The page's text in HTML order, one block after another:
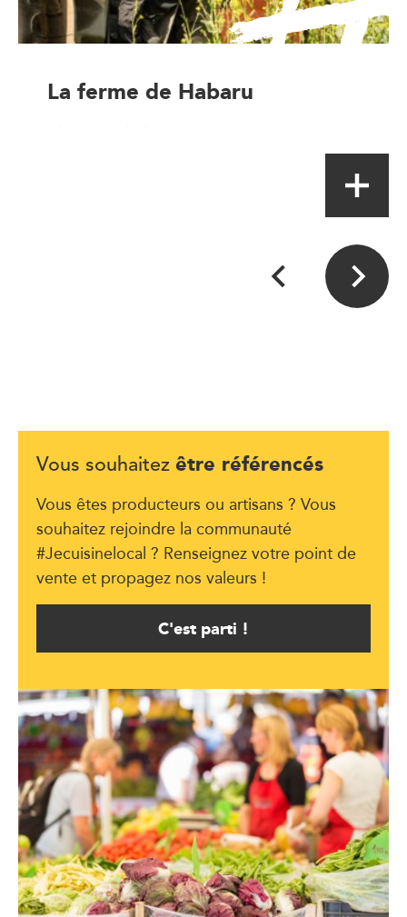
La ferme de Habaru
Vous souhaitez être référencés
Vous êtes producteurs ou artisans ? Vous
souhaitez rejoindre la communauté
#Jecuisinelocal ? Renseignez votre point de
vente et propagez nos valeurs !
C'est parti !